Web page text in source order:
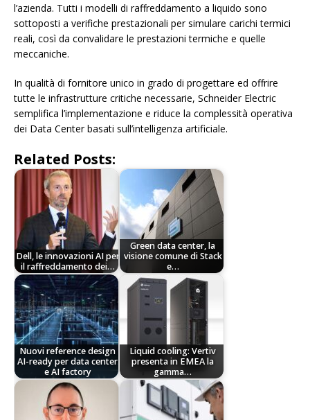
l’azienda. Tutti i modelli di raffreddamento a liquido sono
sottoposti a verifiche prestazionali per simulare carichi termici
reali, così da convalidare le prestazioni termiche e quelle
meccaniche.
In qualità di fornitore unico in grado di progettare ed offrire
tutte le infrastrutture critiche necessarie, Schneider Electric
semplifica l’implementazione e riduce la complessità operativa
dei Data Center basati sull’intelligenza artificiale.
Related Posts:
Dell, le innovazioni AI per
il raffreddamento dei…
Green data center, la
visione comune di Stack
e…
Nuovi reference design
AI-ready per data center
e AI factory
Liquid cooling: Vertiv
presenta in EMEA la
gamma…